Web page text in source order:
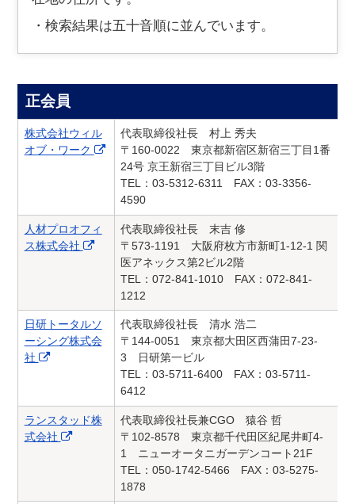
・検索結果は五十音順に並んでいます。
正会員
株式会社ウィル
オブ・ワーク
代表取締役社長 村上 秀夫
〒160-0022 東京都新宿区新宿三丁目1番
24号 京王新宿三丁目ビル3階
TEL：03-5312-6311 FAX：03-3356-
4590
人材プロオフィ
ス株式会社
代表取締役社長 末吉 修
〒573-1191 大阪府枚方市新町1-12-1 関
医アネックス第2ビル2階
TEL：072-841-1010 FAX：072-841-
1212
日研トータルソ
ーシング株式会
社
代表取締役社長 清水 浩二
〒144-0051 東京都大田区西蒲田7-23-
3 日研第一ビル
TEL：03-5711-6400 FAX：03-5711-
6412
ランスタッド株
式会社
代表取締役社長兼CGO 猿谷 哲
〒102-8578 東京都千代田区紀尾井町4-
1 ニューオータニガーデンコート21F
TEL：050-1742-5466 FAX：03-5275-
1878